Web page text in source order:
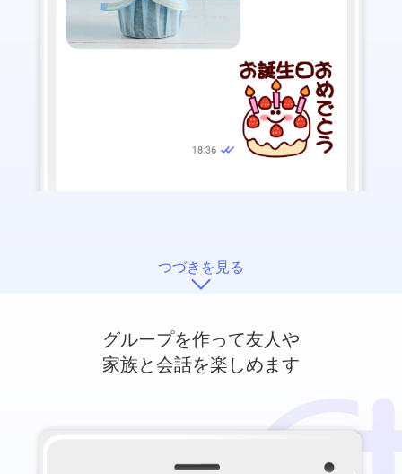
つづきを見る
グループを作って友人や
家族と会話を楽しめます